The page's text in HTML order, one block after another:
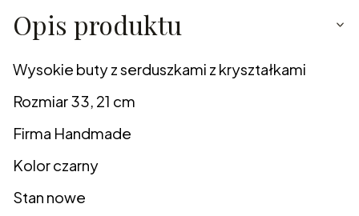
Opis produktu
Wysokie buty z serduszkami z kryształkami
Rozmiar 33, 21 cm
Firma Handmade
Kolor czarny
Stan nowe